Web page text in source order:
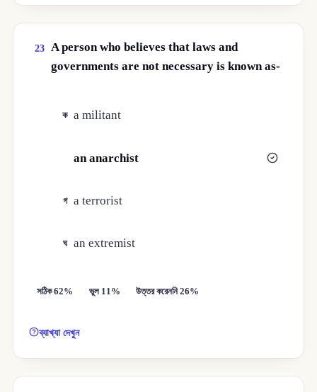
23 A person who believes that laws and
governments are not necessary is known as-
ক a militant
an anarchist
গ a terrorist
ঘ an extremist
সঠিক 62% ভুল 11% উত্তর করেননি 26%
ব্যাখ্যা দেখুন